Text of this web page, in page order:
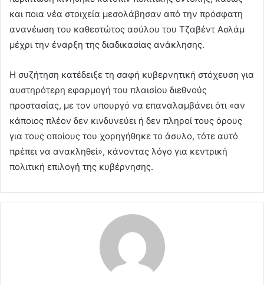
και ποια νέα στοιχεία μεσολάβησαν από την πρόσφατη
ανανέωση του καθεστώτος ασύλου του Τζαβέντ Ασλάμ
μέχρι την έναρξη της διαδικασίας ανάκλησης.
Η συζήτηση κατέδειξε τη σαφή κυβερνητική στόχευση για
αυστηρότερη εφαρμογή του πλαισίου διεθνούς
προστασίας, με τον υπουργό να επαναλαμβάνει ότι «αν
κάποιος πλέον δεν κινδυνεύει ή δεν πληροί τους όρους
για τους οποίους του χορηγήθηκε το άσυλο, τότε αυτό
πρέπει να ανακληθεί», κάνοντας λόγο για κεντρική
πολιτική επιλογή της κυβέρνησης.